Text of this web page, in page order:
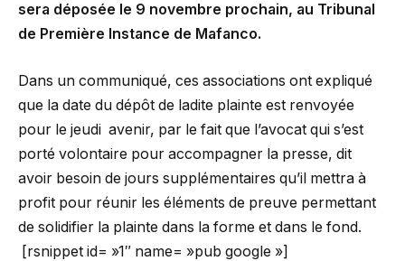
sera déposée le 9 novembre prochain, au Tribunal
de Première Instance de Mafanco.
Dans un communiqué, ces associations ont expliqué
que la date du dépôt de ladite plainte est renvoyée
pour le jeudi avenir, par le fait que l’avocat qui s’est
porté volontaire pour accompagner la presse, dit
avoir besoin de jours supplémentaires qu’il mettra à
profit pour réunir les éléments de preuve permettant
de solidifier la plainte dans la forme et dans le fond.
[rsnippet id= »1″ name= »pub google »]